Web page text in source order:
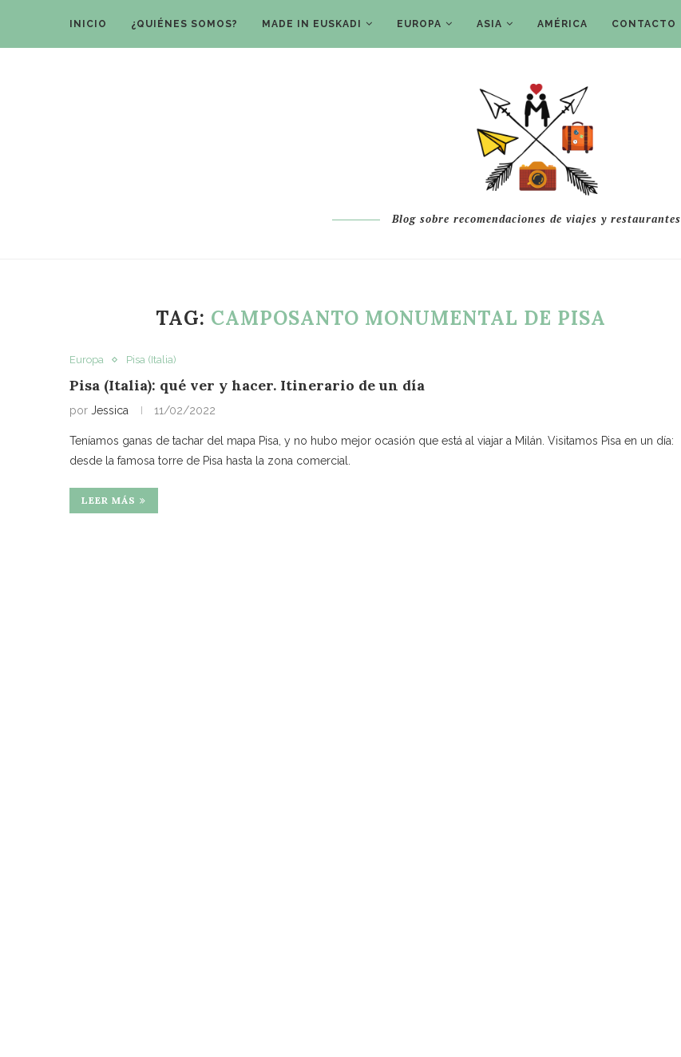
INICIO ¿QUIÉNES SOMOS? MADE IN EUSKADI EUROPA ASIA AMÉRICA CONTACTO
Blog sobre recomendaciones de viajes y restaurantes
TAG: CAMPOSANTO MONUMENTAL DE PISA
Europa Pisa (Italia)
Pisa (Italia): qué ver y hacer. Itinerario de un día
por Jessica 11/02/2022
Teníamos ganas de tachar del mapa Pisa, y no hubo mejor ocasión que está al viajar a Milán. Visitamos Pisa en un día:
desde la famosa torre de Pisa hasta la zona comercial.
LEER MÁS